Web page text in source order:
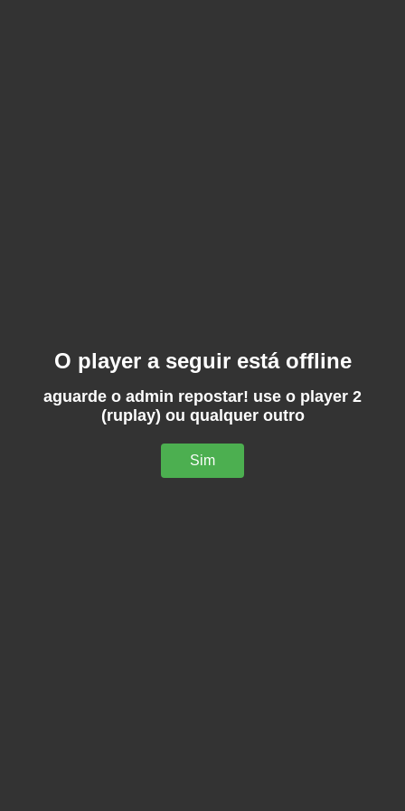
O player a seguir está offline
aguarde o admin repostar! use o player 2
(ruplay) ou qualquer outro
Sim